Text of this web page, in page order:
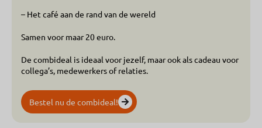
– Het café aan de rand van de wereld
Samen voor maar 20 euro.
De combideal is ideaal voor jezelf, maar ook als cadeau voor
collega’s, medewerkers of relaties.
Bestel nu de combideal!